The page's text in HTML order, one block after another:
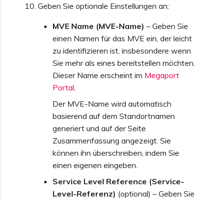
Geben Sie optionale Einstellungen an:
MVE Name (MVE-Name) – Geben Sie
einen Namen für das MVE ein, der leicht
zu identifizieren ist, insbesondere wenn
Sie mehr als eines bereitstellen möchten.
Dieser Name erscheint im Megaport
Portal
Der MVE-Name wird automatisch
basierend auf dem Standortnamen
generiert und auf der Seite
Zusammenfassung angezeigt. Sie
können ihn überschreiben, indem Sie
einen eigenen eingeben.
Service Level Reference (Service-
Level-Referenz) (optional) – Geben Sie